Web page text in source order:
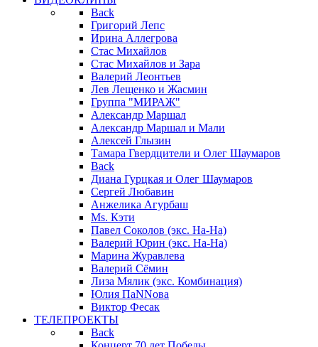
Back
Григорий Лепс
Ирина Аллегрова
Стас Михайлов
Стас Михайлов и Зара
Валерий Леонтьев
Лев Лещенко и Жасмин
Группа "МИРАЖ"
Александр Маршал
Александр Маршал и Мали
Алексей Глызин
Тамара Гвердцители и Олег Шаумаров
Back
Диана Гурцкая и Олег Шаумаров
Сергей Любавин
Анжелика Агурбаш
Ms. Кэти
Павел Соколов (экс. На-На)
Валерий Юрин (экс. На-На)
Марина Журавлева
Валерий Сёмин
Лиза Мялик (экс. Комбинация)
Юлия ПаNNова
Виктор Фесак
ТЕЛЕПРОЕКТЫ
Back